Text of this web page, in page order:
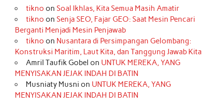
tikno on Soal Ikhlas, Kita Semua Masih Amatir
tikno on Senja SEO, Fajar GEO: Saat Mesin Pencari
Berganti Menjadi Mesin Penjawab
tikno on Nusantara di Persimpangan Gelombang:
Konstruksi Maritim, Laut Kita, dan Tanggung Jawab Kita
Amril Taufik Gobel on UNTUK MEREKA, YANG
MENYISAKAN JEJAK INDAH DI BATIN
Musniaty Musni on UNTUK MEREKA, YANG
MENYISAKAN JEJAK INDAH DI BATIN